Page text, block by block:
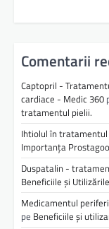
Comentarii
Captopril -
cardiace - Medic 360
tratamentul pielii.
Ihtiolul în
Importanța
Duspatalin -
Beneficiile și
Medicamentul
pe Beneficiile și